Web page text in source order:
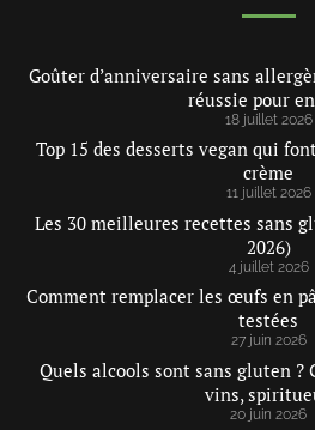
Goûter d’anniversaire sans
réussie pour
18 juillet 2026
Top 15 des desserts vegan qui
crème
11 juillet 2026
Les 30 meilleures recettes sans
2026)
4 juillet 2026
Comment remplacer les œufs en
testées
27 juin 2026
Quels alcools sont sans gluten ?
vins,
20 juin 2026